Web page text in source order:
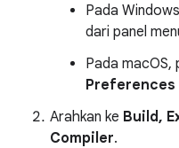
Pada
dari panel
Pada macOS,
Preferences
Arahkan ke Build,
Compiler.